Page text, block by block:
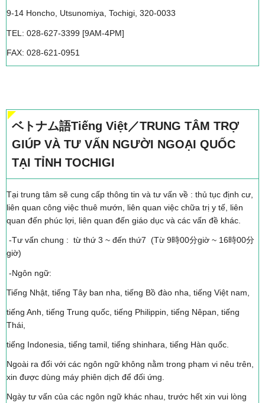
9-14 Honcho, Utsunomiya, Tochigi, 320-0033
TEL: 028-627-3399 [9AM-4PM]
FAX: 028-621-0951
ベトナム語Tiếng Việt／TRUNG TÂM TRỢ
GIÚP VÀ TƯ VẤN NGƯỜI NGOẠI QUỐC
TẠI TỈNH TOCHIGI
Tại trung tâm sẽ cung cấp thông tin và tư vấn về : thủ tục định cư,
liên quan công việc thuê mướn, liên quan việc chữa trị y tế, liên
quan đến phúc lợi, liên quan đến giáo dục và các vấn đề khác.
-Tư vấn chung : từ thứ 3 ~ đến thứ7 (Từ 9時00分giờ ~ 16時00分
giờ)
-Ngôn ngữ:
Tiếng Nhật, tiếng Tây ban nha, tiếng Bồ đào nha, tiếng Việt nam,
tiếng Anh, tiếng Trung quốc, tiếng Philippin, tiếng Nêpan, tiếng
Thái,
tiếng Indonesia, tiếng tamil, tiếng shinhara, tiếng Hàn quốc.
Ngoài ra đối với các ngôn ngữ không nằm trong phạm vi nêu trên,
xin được dùng máy phiên dịch để đối ứng.
Ngày tư vấn của các ngôn ngữ khác nhau, trước hết xin vui lòng